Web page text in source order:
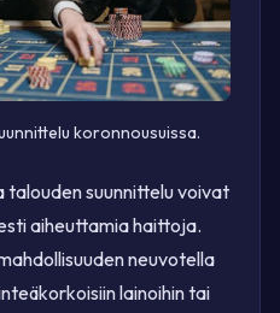
koronnousuissa.
talouden suunnittelu voivat
aiheuttamia haittoja.
neuvotella
lainoihin tai